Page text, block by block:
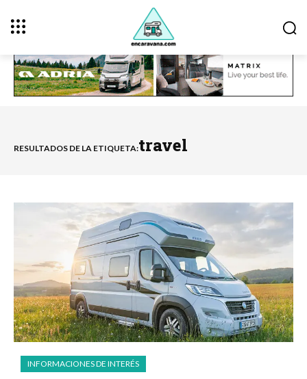
RESULTADOS DE LA ETIQUETA:travel
INFORMACIONES DE INTERÉS